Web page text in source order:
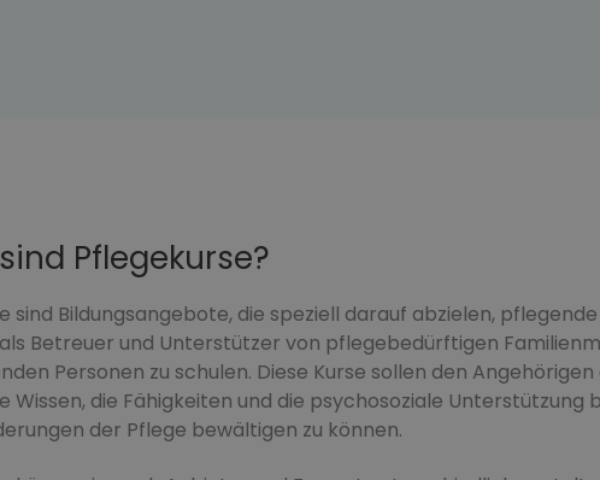
Pflegekurse?
sind Bildungsangebote, die speziell darauf abzielen,
Betreuer und Unterstützer von pflegebedürftigen
Personen zu schulen. Diese Kurse sollen den Angehörigen
Wissen, die Fähigkeiten und die psychosoziale Unterstützung
der Pflege bewältigen zu können.